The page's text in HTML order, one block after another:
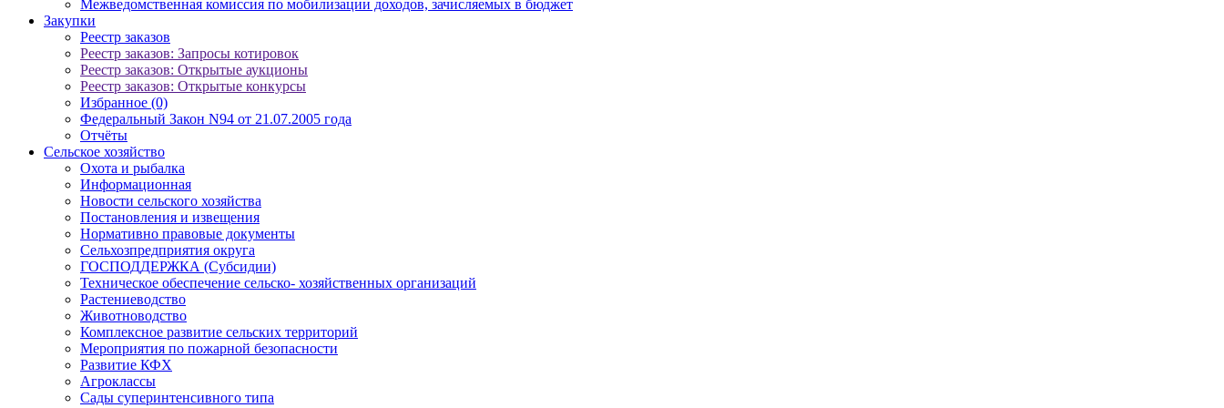
Межведомственная комиссия по мобилизации доходов, зачисляемых в бюджет
Закупки
Реестр заказов
Реестр заказов: Запросы котировок
Реестр заказов: Открытые аукционы
Реестр заказов: Открытые конкурсы
Избранное (0)
Федеральный Закон N94 от 21.07.2005 года
Отчёты
Сельское хозяйство
Охота и рыбалка
Информационная
Новости сельского хозяйства
Постановления и извещения
Нормативно правовые документы
Сельхозпредприятия округа
ГОСПОДДЕРЖКА (Субсидии)
Техническое обеспечение сельско- хозяйственных организаций
Растениеводство
Животноводство
Комплексное развитие сельских территорий
Мероприятия по пожарной безопасности
Развитие КФХ
Агроклассы
Сады суперинтенсивного типа